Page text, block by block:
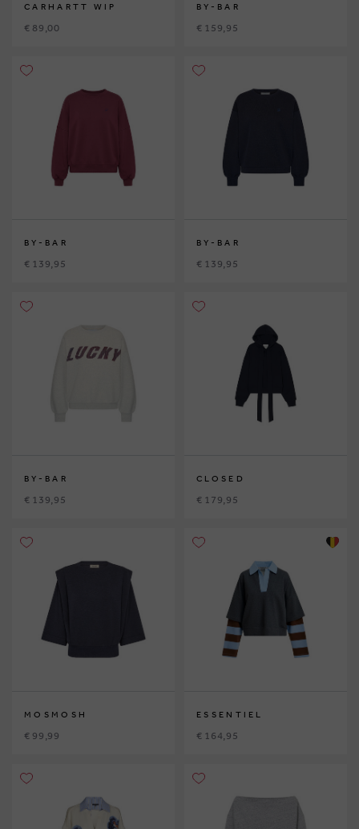
CARHARTT WIP
€ 89,00
BY-BAR
€ 159,95
BY-BAR
€ 139,95
BY-BAR
€ 139,95
BY-BAR
€ 139,95
CLOSED
€ 179,95
MOSMOSH
€ 99,99
ESSENTIEL
€ 164,95